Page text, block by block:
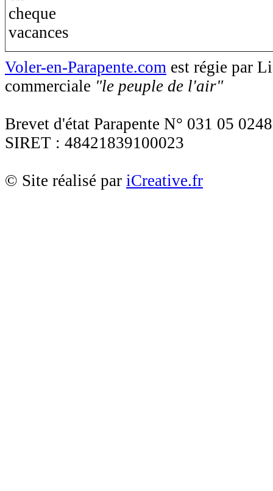
Voler-en-Parapente.com est régie par
commerciale "le peuple de l'air"
Brevet d'état Parapente N° 031 05 0248
SIRET : 48421839100023
© Site réalisé par iCreative.fr